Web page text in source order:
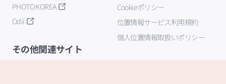
PHOTO KOREA
Odii
Cookieポリシー
位置情報サービス利用規約
個人位置情報取扱いポリシー
その他関連サイト